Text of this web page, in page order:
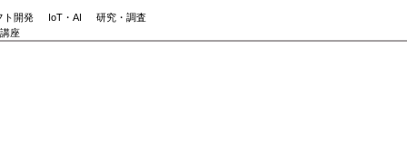
ト開発 IoT・AI
研究・調査
座